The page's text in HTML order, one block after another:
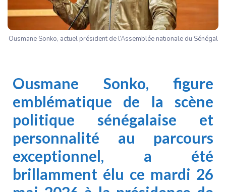
Ousmane Sonko, actuel président de l’Assemblée nationale du Sénégal
Ousmane Sonko, figure
emblématique de la scène
politique sénégalaise et
personnalité au parcours
exceptionnel, a été
brillamment élu ce mardi 26